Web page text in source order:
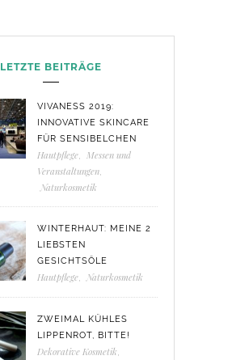
LETZTE BEITRÄGE
VIVANESS 2019:
INNOVATIVE SKINCARE
FÜR SENSIBELCHEN
Hautpflege,
Messen und
Veranstaltungen,
Naturkosmetik
WINTERHAUT: MEINE 2
LIEBSTEN
GESICHTSÖLE
Hautpflege, Naturkosmetik
ZWEIMAL KÜHLES
LIPPENROT, BITTE!
Dekorative Kosmetik